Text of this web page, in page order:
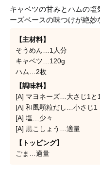
キャベツの甘みとハムの
ーズベースの味つけが絶妙
【主材料】
そうめん…1人分
キャベツ…120g
ハム…2枚
【調味料】
[A] マヨネーズ…大さじ1と
[A] 和風顆粒だし…小さじ1
[A] 塩…少々
[A] 黒こしょう…適量
【トッピング】
ごま…適量